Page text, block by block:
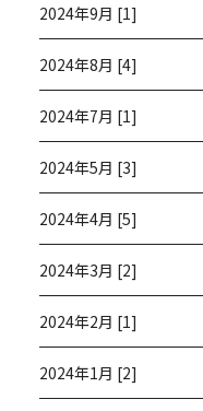
2024年9月 [1]
2024年8月 [4]
2024年7月 [1]
2024年5月 [3]
2024年4月 [5]
2024年3月 [2]
2024年2月 [1]
2024年1月 [2]